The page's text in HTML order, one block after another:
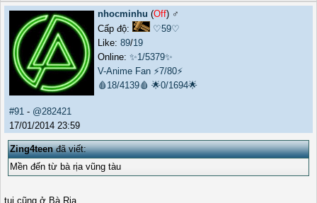
nhocminhu (Off) ♂️
Cấp độ:
♡59♡
Like: 89/19
Online: ✨1/5379✨
V-Anime Fan ⚡7/80⚡
🩸18/4139🩸 🌟0/1694🌟
#91 - @282421
17/01/2014 23:59
Zing4teenđã viết:
Mền đến từ bà rịa vũng tàu
tui cũng ở Bà Rịa